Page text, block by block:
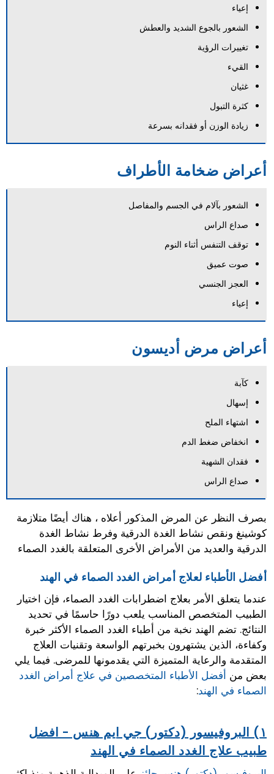
إعياء
الشعور بالجوع الشديد والعطش
تغييرات الرؤية
القيء
غثيان
كثرة التبول
زيادة الوزن أو فقدانه بسرعة
أعراض ضخامة الأطراف
الشعور بآلام في الجسم والمفاصل
صداع الراس
توقف التنفس أثناء النوم
صوت عميق
العجز الجنسي
إعياء
أعراض مرض أديسون
كآبة
إسهال
اشتهاء الملح
انخفاض ضغط الدم
فقدان الشهية
صداع الراس
بصرف النظر عن المرض المذكور أعلاه ، هناك أيضًا متلازمة
كوشينغ ونقص نشاط الغدة الدرقية وفرط نشاط الغدة
الدرقية والعديد من الأمراض الأخرى المتعلقة بالغدد الصماء
أفضل الأطباء لعلاج أمراض الغدد الصماء في الهند
عندما يتعلق الأمر بعلاج اضطرابات الغدد الصماء، فإن اختيار
الطبيب المتخصص المناسب يلعب دورًا حاسمًا في تحديد
النتائج. تضم الهند نخبة من أطباء الغدد الصماء الأكثر خبرة
وكفاءة، الذين يشتهرون بخبرتهم الواسعة وتقنيات العلاج
المتقدمة والرعاية المتميزة التي يقدمونها للمرضى. فيما يلي
بعض من أفضل الأطباء المتخصصين في علاج أمراض الغدد
الصماء في الهند:
١) البروفيسور (دكتور) جي ايم هنس - افضل
طبيب علاج الغدد الصماء في الهند